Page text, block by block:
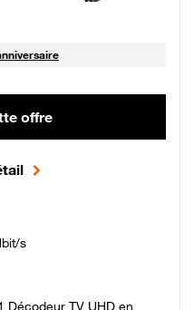
offre
s
Décodeur TV UHD en